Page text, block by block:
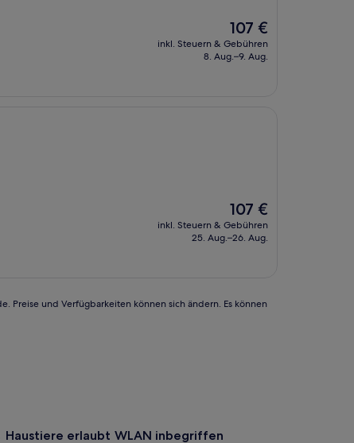
Der
Preis
beträgt
107 €
inkl. Steuern & Gebühren
8. Aug.–9. Aug.
Der
Preis
beträgt
107 €
inkl. Steuern & Gebühren
25. Aug.–26. Aug.
Preise und Verfügbarkeiten können sich ändern. Es können
Haustiere erlaubt WLAN inbegriffen